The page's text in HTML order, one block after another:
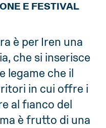
E FESTIVAL
è per Iren una
che si inserisce
legame che il
in cui offre i
al fianco del
è frutto di una